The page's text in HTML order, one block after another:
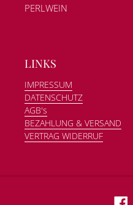
PERLWEIN
LINKS
IMPRESSUM
DATENSCHUTZ
AGB's
BEZAHLUNG & VERSAND
VERTRAG WIDERRUF